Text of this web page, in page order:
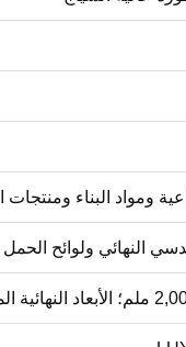
ومواد البناء